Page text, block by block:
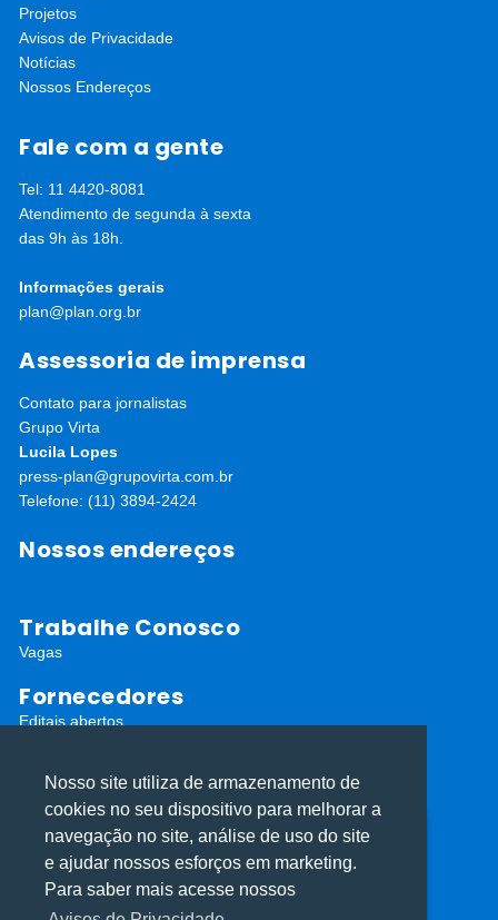
Utilizamos cookies para oferecer melhor
experiência, melhorar o desempenho, analisar
como você interage em nosso site e
Utilizamos cookies para oferecer melhor
experiência, melhorar o desempenho, analisar
como você interage em nosso site e
Projetos
Avisos de Privacidade
Notícias
Nossos Endereços
Fale com a gente
Tel: 11 4420-8081
Atendimento de segunda à sexta
das 9h às 18h.
Informações gerais
plan@plan.org.br
Assessoria de imprensa
Contato para jornalistas
Grupo Virta
Lucila Lopes
press-plan@grupovirta.com.br
Telefone: (11) 3894-2424
Nossos endereços
Trabalhe Conosco
Vagas
Fornecedores
Editais abertos
Redes Sociais
Nosso site utiliza de armazenamento de
cookies no seu dispositivo para melhorar a
navegação no site, análise de uso do site
e ajudar nossos esforços em marketing.
Para saber mais acesse nossos